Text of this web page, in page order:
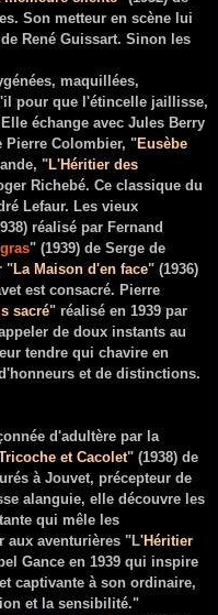
Son metteur en scène lui
de René Guissart. Sinon les
maquillées,
pour que l'étincelle jaillisse,
échange avec Jules Berry
Pierre Colombier, "Eusèbe
"L'Héritier des
Richebé. Ce classique du
Lefaur. Les vieux
) réalisé par Fernand
" (1939) de Serge de
"La Maison d'en face" (1936)
est consacré. Pierre
sacré" réalisé en 1939 par
de doux instants au
tendre qui chavire en
et de distinctions.
d'adultère par la
et Cacolet" (1938) de
à Jouvet, précepteur de
alanguie, elle découvre les
qui mêle les
aux aventurières "L'Héritier
Gance en 1939 qui inspire
captivante à son ordinaire,
et la sensibilité."